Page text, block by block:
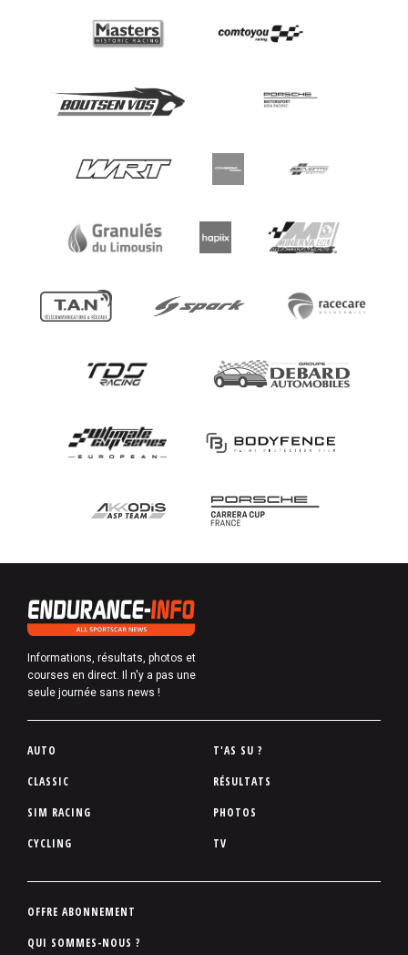
Informations, résultats, photos et
courses en direct. Il n'y a pas une
seule journée sans news !
P
d
d
p
e
AUTO
CLASSIC
SIM RACING
CYCLING
T'AS SU ?
RÉSULTATS
PHOTOS
TV
P
OFFRE ABONNEMENT
QUI SOMMES-NOUS ?